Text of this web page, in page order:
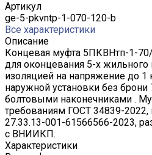
Артикул
ge-5-pkvntp-1-070-120-b
Все характеристики
Описание
Концевая муфта 5ПКВНтп-1-
для оконцевания 5-х жильного
изоляцией на напряжение до 1
наружной установки без
болтовыми наконечниками .
требованиям ГОСТ 34839-
27.33.13-001-61566566-2023,
с ВНИИКП.
Характеристики